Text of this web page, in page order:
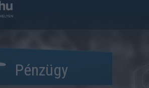
Pénzügy